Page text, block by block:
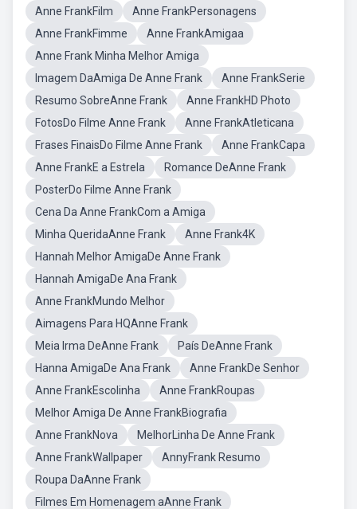
Anne FrankFilm
Anne FrankPersonagens
Anne FrankFimme
Anne FrankAmigaa
Anne Frank Minha Melhor Amiga
Imagem DaAmiga De Anne Frank
Anne FrankSerie
Resumo SobreAnne Frank
Anne FrankHD Photo
FotosDo Filme Anne Frank
Anne FrankAtleticana
Frases FinaisDo Filme Anne Frank
Anne FrankCapa
Anne FrankE a Estrela
Romance DeAnne Frank
PosterDo Filme Anne Frank
Cena Da Anne FrankCom a Amiga
Minha QueridaAnne Frank
Anne Frank4K
Hannah Melhor AmigaDe Anne Frank
Hannah AmigaDe Ana Frank
Anne FrankMundo Melhor
Aimagens Para HQAnne Frank
Meia Irma DeAnne Frank
País DeAnne Frank
Hanna AmigaDe Ana Frank
Anne FrankDe Senhor
Anne FrankEscolinha
Anne FrankRoupas
Melhor Amiga De Anne FrankBiografia
Anne FrankNova
MelhorLinha De Anne Frank
Anne FrankWallpaper
AnnyFrank Resumo
Roupa DaAnne Frank
Filmes Em Homenagem aAnne Frank